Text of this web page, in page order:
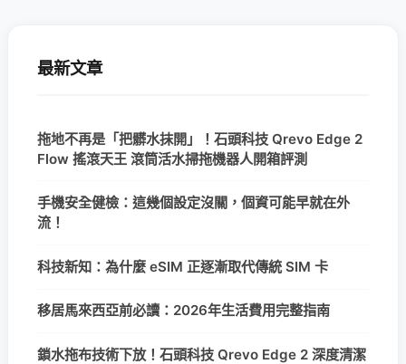
最新文章
拖地不再是「把髒水抹開」！石頭科技 Qrevo Edge 2
Flow 搖滾天王 滾筒活水掃拖機器人開箱評測
手機安全健檢：這幾個設定沒關，個資可能早就在外
流！
科技新知：為什麼 eSIM 正逐漸取代傳統 SIM 卡
移居馬來西亞前必讀：2026年生活費用完整指南
鎖水拖布技術下放！石頭科技 Qrevo Edge 2 深度清潔